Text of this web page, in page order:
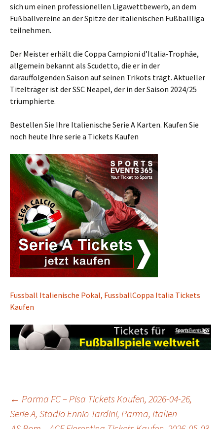
sich um einen professionellen Ligawettbewerb, an dem
Fußballvereine an der Spitze der italienischen Fußballliga
teilnehmen.
Der Meister erhält die Coppa Campioni d’Italia-Trophäe,
allgemein bekannt als Scudetto, die er in der
darauffolgenden Saison auf seinen Trikots trägt. Aktueller
Titelträger ist der SSC Neapel, der in der Saison 2024/25
triumphierte.
Bestellen Sie Ihre Italienische Serie A Karten. Kaufen Sie
noch heute Ihre serie a Tickets Kaufen
Fussball Italienische Pokal, FussballCoppa Italia Tickets
Kaufen
Post
← Parma FC – Pisa Tickets Kaufen, 2026-04-26,
Serie A, Stadio Ennio Tardini, Parma, Italien